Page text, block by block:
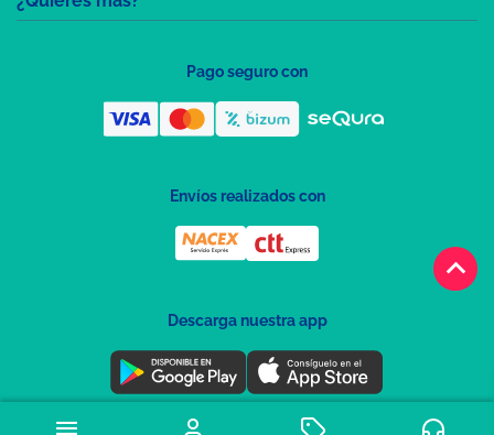
keyboard_arrow_up
Pago seguro con
Envíos realizados con
Descarga nuestra app